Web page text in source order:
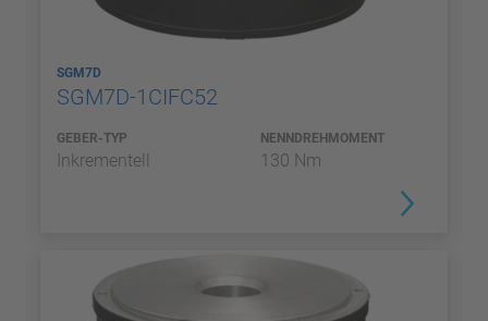
SGM7D
SGM7D-1CIFC52
GEBER-TYP
Inkrementell
NENNDREHMOMENT
130 Nm